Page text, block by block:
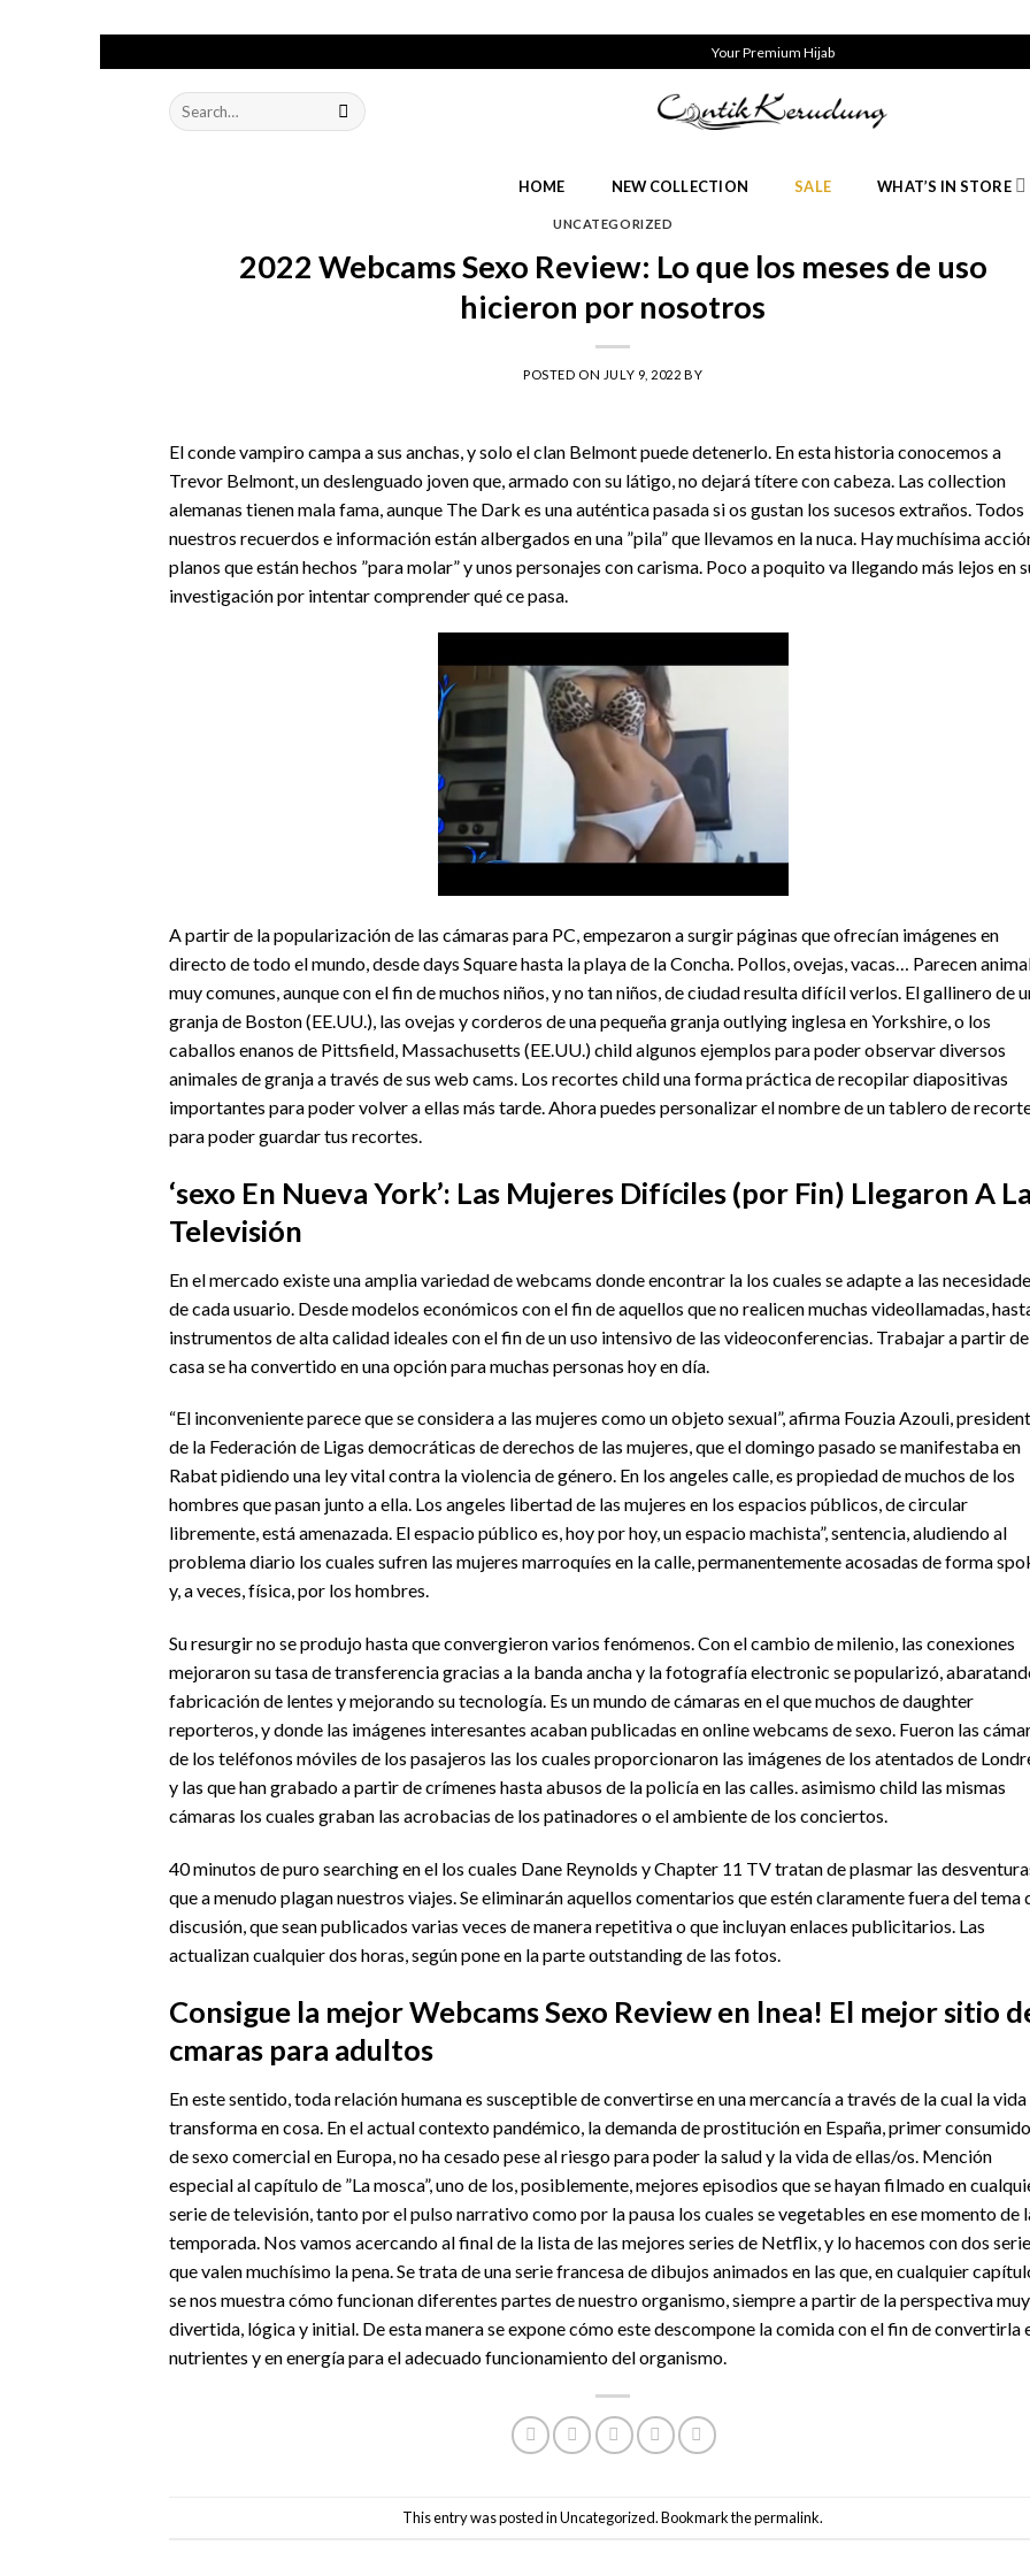
to
Your Premium Hijab
Search
for:
HOME NEW COLLECTION SALE WHAT’S IN STORE
UNCATEGORIZED
2022 Webcams Sexo Review: Lo que los meses de uso
hicieron por nosotros
POSTED ON JULY 9, 2022 BY
El conde vampiro campa a sus anchas, y solo el clan Belmont puede detenerlo. En esta historia conocemos a
Trevor Belmont, un deslenguado joven que, armado con su látigo, no dejará títere con cabeza. Las collection
alemanas tienen mala fama, aunque The Dark es una auténtica pasada si os gustan los sucesos extraños. Todos
nuestros recuerdos e información están albergados en una ”pila” que llevamos en la nuca. Hay muchísima
planos que están hechos ”para molar” y unos personajes con carisma. Poco a poquito va llegando más lejos en
investigación por intentar comprender qué ce pasa.
A partir de la popularización de las cámaras para PC, empezaron a surgir páginas que ofrecían imágenes en
directo de todo el mundo, desde days Square hasta la playa de la Concha. Pollos, ovejas, vacas… Parecen
muy comunes, aunque con el fin de muchos niños, y no tan niños, de ciudad resulta difícil verlos. El gallinero de
granja de Boston (EE.UU.), las ovejas y corderos de una pequeña granja outlying inglesa en Yorkshire, o los
caballos enanos de Pittsfield, Massachusetts (EE.UU.) child algunos ejemplos para poder observar diversos
animales de granja a través de sus web cams. Los recortes child una forma práctica de recopilar diapositivas
importantes para poder volver a ellas más tarde. Ahora puedes personalizar el nombre de un tablero de
para poder guardar tus recortes.
‘sexo En Nueva York’: Las Mujeres Difíciles (por Fin) Llegaron A La
Televisión
En el mercado existe una amplia variedad de webcams donde encontrar la los cuales se adapte a las
de cada usuario. Desde modelos económicos con el fin de aquellos que no realicen muchas videollamadas,
instrumentos de alta calidad ideales con el fin de un uso intensivo de las videoconferencias. Trabajar a partir de
casa se ha convertido en una opción para muchas personas hoy en día.
“El inconveniente parece que se considera a las mujeres como un objeto sexual”, afirma Fouzia Azouli,
de la Federación de Ligas democráticas de derechos de las mujeres, que el domingo pasado se manifestaba en
Rabat pidiendo una ley vital contra la violencia de género. En los angeles calle, es propiedad de muchos de los
hombres que pasan junto a ella. Los angeles libertad de las mujeres en los espacios públicos, de circular
libremente, está amenazada. El espacio público es, hoy por hoy, un espacio machista”, sentencia, aludiendo al
problema diario los cuales sufren las mujeres marroquíes en la calle, permanentemente acosadas de forma
y, a veces, física, por los hombres.
Su resurgir no se produjo hasta que convergieron varios fenómenos. Con el cambio de milenio, las conexiones
mejoraron su tasa de transferencia gracias a la banda ancha y la fotografía electronic se popularizó,
fabricación de lentes y mejorando su tecnología. Es un mundo de cámaras en el que muchos de daughter
reporteros, y donde las imágenes interesantes acaban publicadas en onlinewebcams de sexo. Fueron las
de los teléfonos móviles de los pasajeros las los cuales proporcionaron las imágenes de los atentados de
y las que han grabado a partir de crímenes hasta abusos de la policía en las calles. asimismo child las mismas
cámaras los cuales graban las acrobacias de los patinadores o el ambiente de los conciertos.
40 minutos de puro searching en el los cuales Dane Reynolds y Chapter 11 TV tratan de plasmar las
que a menudo plagan nuestros viajes. Se eliminarán aquellos comentarios que estén claramente fuera del tema
discusión, que sean publicados varias veces de manera repetitiva o que incluyan enlaces publicitarios. Las
actualizan cualquier dos horas, según pone en la parte outstanding de las fotos.
Consigue la mejor Webcams Sexo Review en lnea! El mejor sitio
cmaras para adultos
En este sentido, toda relación humana es susceptible de convertirse en una mercancía a través de la cual la vida
transforma en cosa. En el actual contexto pandémico, la demanda de prostitución en España, primer
de sexo comercial en Europa, no ha cesado pese al riesgo para poder la salud y la vida de ellas/os. Mención
especial al capítulo de ”La mosca”, uno de los, posiblemente, mejores episodios que se hayan filmado en
serie de televisión, tanto por el pulso narrativo como por la pausa los cuales se vegetables en ese momento de
temporada. Nos vamos acercando al final de la lista de las mejores series de Netflix, y lo hacemos con dos
que valen muchísimo la pena. Se trata de una serie francesa de dibujos animados en las que, en cualquier
se nos muestra cómo funcionan diferentes partes de nuestro organismo, siempre a partir de la perspectiva muy
divertida, lógica y initial. De esta manera se expone cómo este descompone la comida con el fin de convertirla
nutrientes y en energía para el adecuado funcionamiento del organismo.
This entry was posted inUncategorized. Bookmark thepermalink.